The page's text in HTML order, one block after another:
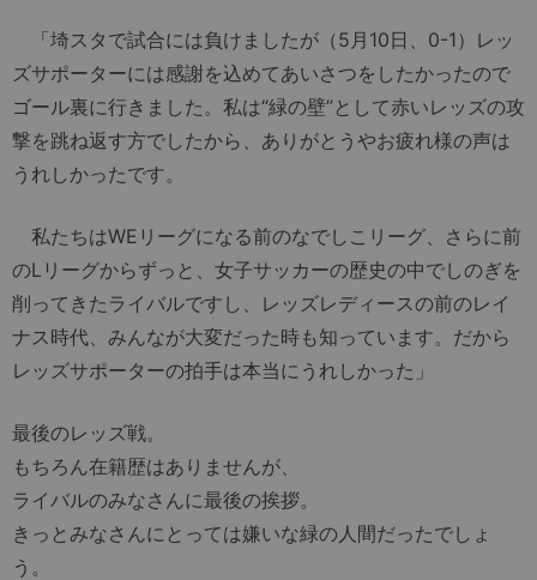
「埼スタで試合には負けましたが（5月10日、0-1）レッ
ズサポーターには感謝を込めてあいさつをしたかったので
ゴール裏に行きました。私は“緑の壁”として赤いレッズの攻
撃を跳ね返す方でしたから、ありがとうやお疲れ様の声は
うれしかったです。
私たちはWEリーグになる前のなでしこリーグ、さらに前
のLリーグからずっと、女子サッカーの歴史の中でしのぎを
削ってきたライバルですし、レッズレディースの前のレイ
ナス時代、みんなが大変だった時も知っています。だから
レッズサポーターの拍手は本当にうれしかった」
最後のレッズ戦。
もちろん在籍歴はありませんが、
ライバルのみなさんに最後の挨拶。
きっとみなさんにとっては嫌いな緑の人間だったでしょ
う。